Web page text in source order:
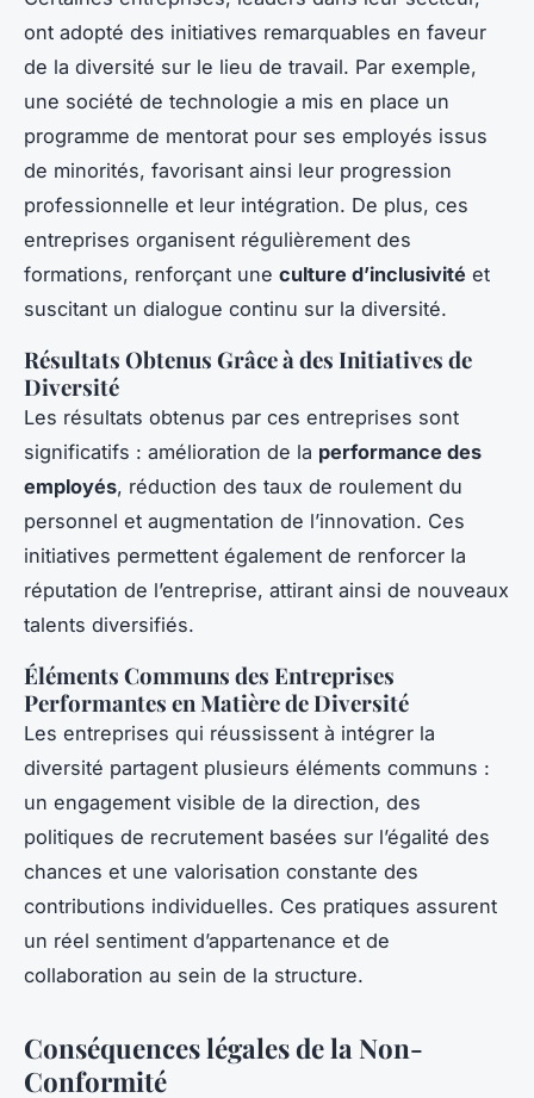
ont adopté des initiatives remarquables en faveur
de la diversité sur le lieu de travail. Par exemple,
une société de technologie a mis en place un
programme de mentorat pour ses employés issus
de minorités, favorisant ainsi leur progression
professionnelle et leur intégration. De plus, ces
entreprises organisent régulièrement des
formations, renforçant une culture d’inclusivité et
suscitant un dialogue continu sur la diversité.
Résultats Obtenus Grâce à des Initiatives de
Diversité
Les résultats obtenus par ces entreprises sont
significatifs : amélioration de la performance des
employés, réduction des taux de roulement du
personnel et augmentation de l’innovation. Ces
initiatives permettent également de renforcer la
réputation de l’entreprise, attirant ainsi de nouveaux
talents diversifiés.
Éléments Communs des Entreprises
Performantes en Matière de Diversité
Les entreprises qui réussissent à intégrer la
diversité partagent plusieurs éléments communs :
un engagement visible de la direction, des
politiques de recrutement basées sur l’égalité des
chances et une valorisation constante des
contributions individuelles. Ces pratiques assurent
un réel sentiment d’appartenance et de
collaboration au sein de la structure.
Conséquences légales de la Non-
Conformité